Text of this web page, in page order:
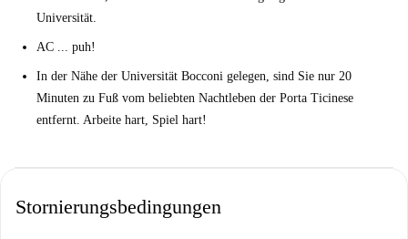
Universität.
AC ... puh!
In der Nähe der Universität Bocconi gelegen, sind Sie nur 20
Minuten zu Fuß vom beliebten Nachtleben der Porta Ticinese
entfernt. Arbeite hart, Spiel hart!
Stornierungsbedingungen